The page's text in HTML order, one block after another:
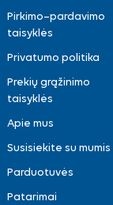
Pirkimo–pardavimo
taisyklės
Privatumo politika
Prekių grąžinimo
taisyklės
Apie mus
Susisiekite su mumis
Parduotuvės
Patarimai